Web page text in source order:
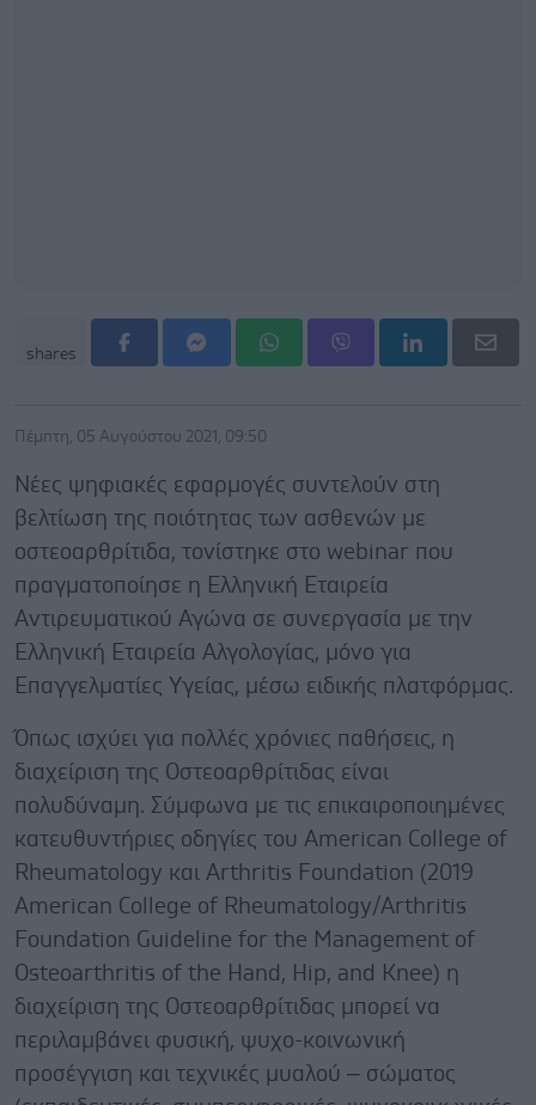
shares
Πέμπτη, 05 Αυγούστου 2021, 09:50
Νέες ψηφιακές εφαρμογές συντελούν στη
βελτίωση της ποιότητας των ασθενών με
οστεοαρθρίτιδα, τονίστηκε στο webinar που
πραγματοποίησε η Ελληνική Εταιρεία
Αντιρευματικού Αγώνα σε συνεργασία με την
Ελληνική Εταιρεία Αλγολογίας, μόνο για
Επαγγελματίες Υγείας, μέσω ειδικής πλατφόρμας.
Όπως ισχύει για πολλές χρόνιες παθήσεις, η
διαχείριση της Οστεοαρθρίτιδας είναι
πολυδύναμη. Σύμφωνα με τις επικαιροποιημένες
κατευθυντήριες οδηγίες του American College of
Rheumatology και Arthritis Foundation (2019
American College of Rheumatology/Arthritis
Foundation Guideline for the Management of
Osteoarthritis of the Hand, Hip, and Knee) η
διαχείριση της Οστεοαρθρίτιδας μπορεί να
περιλαμβάνει φυσική, ψυχο-κοινωνική
προσέγγιση και τεχνικές μυαλού – σώματος